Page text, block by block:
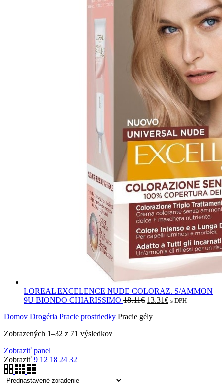
LOREAL EXCELENCE NUDE COLORAZ. S/AMMON
9U BIONDO CHIARISSIMO 18.11€ 13.31€ s DPH
Domov Drogéria Pracie prostriedky Pracie gély
Zobrazených 1–32 z 71 výsledkov
Zobraziť panel
Zobraziť 9 12 18 24 32